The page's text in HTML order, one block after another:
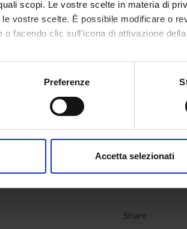
scopi. Le vostre scelte in materia di
vostre scelte. È possibile modificare o
o facendo clic sull'icona di attivazione
anche:
sulla tua posizione geografica, con
in qualsiasi momento dalla
Preferenze
Accetta selezionati
of Legal and Occupational Medicine
Share